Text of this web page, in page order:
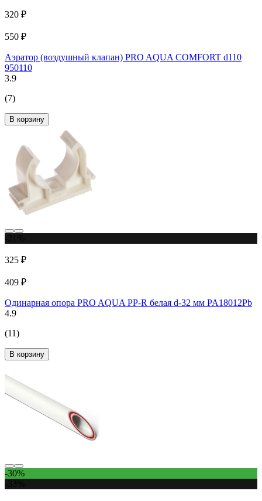
320 ₽
550 ₽
Аэратор (воздушный клапан) PRO AQUA COMFORT d110
950110
3.9
(7)
В корзину
325 ₽
409 ₽
Одинарная опора PRO AQUA PP-R белая d-32 мм PA18012Pb
4.9
(11)
В корзину
-30%